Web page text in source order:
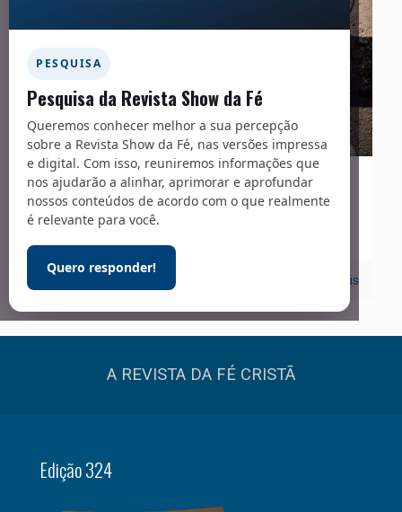
PESQUISA
Pesquisa da Revista Show da Fé
Queremos conhecer melhor a sua percepção
sobre a Revista Show da Fé, nas versões impressa
e digital. Com isso, reuniremos informações que
nos ajudarão a alinhar, aprimorar e aprofundar
nossos conteúdos de acordo com o que realmente
é relevante para você.
Quero responder!
01/12/2020
Teologia
Leia mais
A REVISTA DA FÉ CRISTÃ
Edição 324